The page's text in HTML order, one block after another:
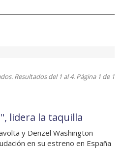
Resultados del 1 al 4. Página 1 de 1
lidera la taquilla
y Denzel Washington
en su estreno en España